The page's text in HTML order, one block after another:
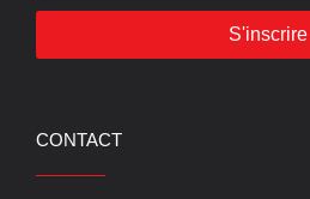
S'inscrire
CONTACT